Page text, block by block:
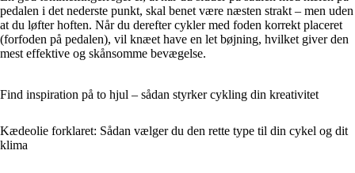
pedalen i det nederste punkt, skal benet være næsten strakt – men uden
at du løfter hoften. Når du derefter cykler med foden korrekt placeret
(forfoden på pedalen), vil knæet have en let bøjning, hvilket giver den
mest effektive og skånsomme bevægelse.
Find inspiration på to hjul – sådan styrker cykling din kreativitet
Kædeolie forklaret: Sådan vælger du den rette type til din cykel og dit
klima